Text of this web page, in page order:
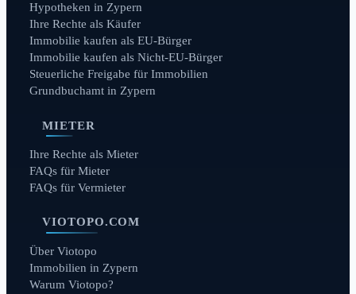
Hypotheken in Zypern
Ihre Rechte als Käufer
Immobilie kaufen als EU-Bürger
Immobilie kaufen als Nicht-EU-Bürger
Steuerliche Freigabe für Immobilien
Grundbuchamt in Zypern
MIETER
Ihre Rechte als Mieter
FAQs für Mieter
FAQs für Vermieter
VIOTOPO.COM
Über Viotopo
Immobilien in Zypern
Warum Viotopo?